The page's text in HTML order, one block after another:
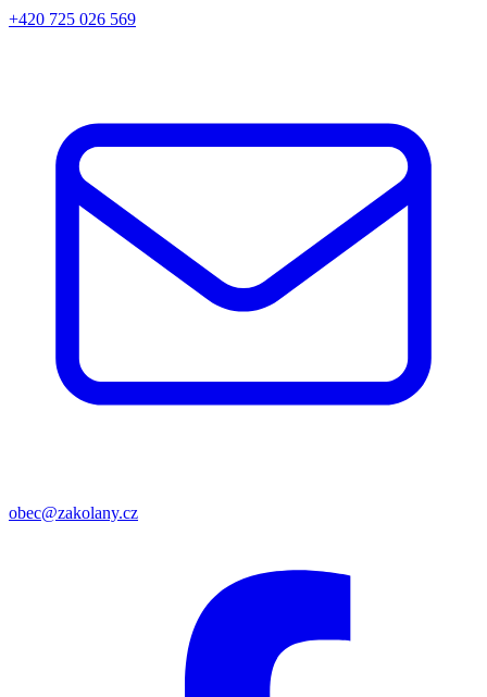
+420 725 026 569
obec@zakolany.cz